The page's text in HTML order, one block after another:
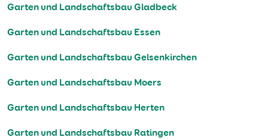
Garten und Landschaftsbau Gladbeck
Garten und Landschaftsbau Essen
Garten und Landschaftsbau Gelsenkirchen
Garten und Landschaftsbau Moers
Garten und Landschaftsbau Herten
Garten und Landschaftsbau Ratingen